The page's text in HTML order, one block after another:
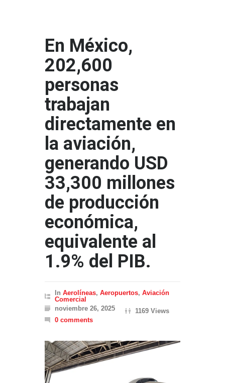
En México,
202,600
personas
trabajan
directamente en
la aviación,
generando USD
33,300 millones
de producción
económica,
equivalente al
1.9% del PIB.
In Aerolíneas, Aeropuertos, Aviación
Comercial
noviembre 26, 2025
1169 Views
0 comments